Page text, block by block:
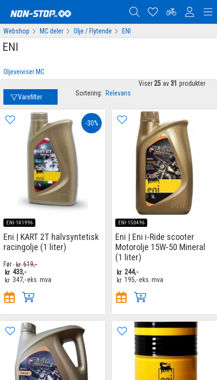
Webshop MC deler Olje / Flytende ENI
ENI
Oljeveiviser MC
Varefilter Sortering: Relevans
Viser 25 av 31 produkter
-30%
ENI-141996
Eni | KART 2T halvsyntetisk
racingolje (1 liter)
Før kr619,-
kr 433,-
kr 347,-eks. mva
ENI-150496
Eni | Eni i-Ride scooter
Motorolje 15W-50 Mineral
(1 liter)
kr 244,-
kr 195,-eks. mva